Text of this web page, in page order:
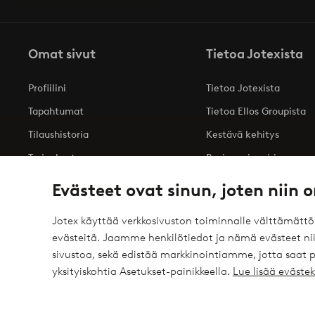
Evästeet ovat sinun, joten niin
Jotex käyttää verkkosivuston toiminnalle
evästeitä. Jaamme henkilötiedot ja nämä evästeet
sivustoa, sekä edistää markkinointiamme, jotta saat
yksityiskohtia Asetukset-painikkeella. Lue lisää
Omat sivut
Profiilini
Tapahtumat
Tilaushistoria
Tarjoukset
Tietoa Jotexista
Tietoa Jotexista
Tietoa Ellos Groupista
Kestävä kehitys
Business inquiries
Saavutettavuusseloste
Turvalliset maksut – maksa nyt tai erissä
Haluatko tietää ? elpy